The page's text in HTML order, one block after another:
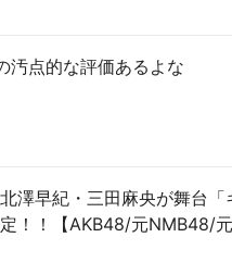
汚点的な評価あるよな
澤早紀・三田麻央が舞台
！！【AKB48/元NMB48/元